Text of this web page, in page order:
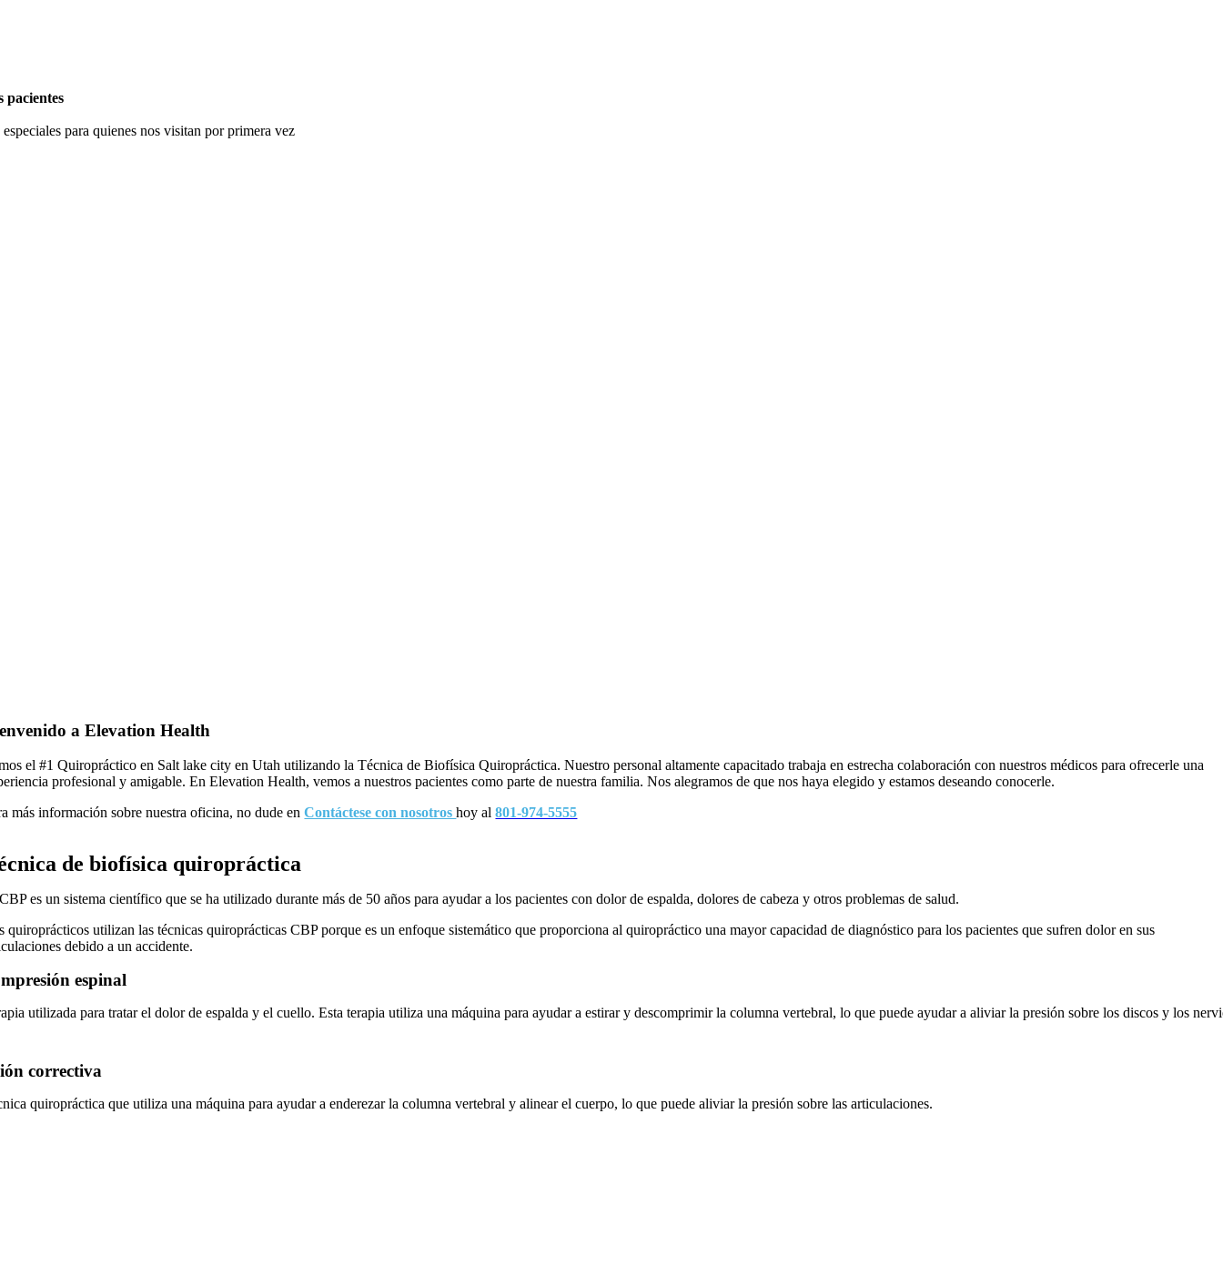
pacientes
para quienes nos visitan por primera vez
a Elevation Health
el #1 Quiropráctico en Salt lake city en Utah utilizando la Técnica de Biofísica Quiropráctica. Nuestro personal altamente capacitado trabaja en estrecha colaboración con nuestros médicos para ofrecerle una
profesional y amigable. En Elevation Health, vemos a nuestros pacientes como parte de nuestra familia. Nos alegramos de que nos haya elegido y estamos deseando conocerle.
más información sobre nuestra oficina, no dude enContáctese con nosotroshoy al801-974-5555
de biofísica quiropráctica
es un sistema científico que se ha utilizado durante más de 50 años para ayudar a los pacientes con dolor de espalda, dolores de cabeza y otros problemas de salud.
quiroprácticos utilizan las técnicas quiroprácticas CBP porque es un enfoque sistemático que proporciona al quiropráctico una mayor capacidad de diagnóstico para los pacientes que sufren dolor en sus
debido a un accidente.
espinal
utilizada para tratar el dolor de espalda y el cuello. Esta terapia utiliza una máquina para ayudar a estirar y descomprimir la columna vertebral, lo que puede ayudar a aliviar la presión sobre los discos y los
correctiva
quiropráctica que utiliza una máquina para ayudar a enderezar la columna vertebral y alinear el cuerpo, lo que puede aliviar la presión sobre las articulaciones.